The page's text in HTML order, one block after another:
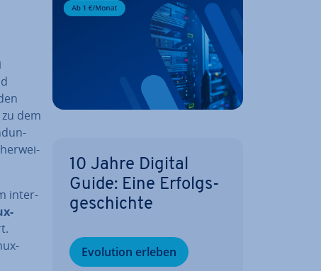
dem
in­ter­
10 Jahre Digital
Guide: Eine Er­folgs­
ge­schich­te
Evolution erleben